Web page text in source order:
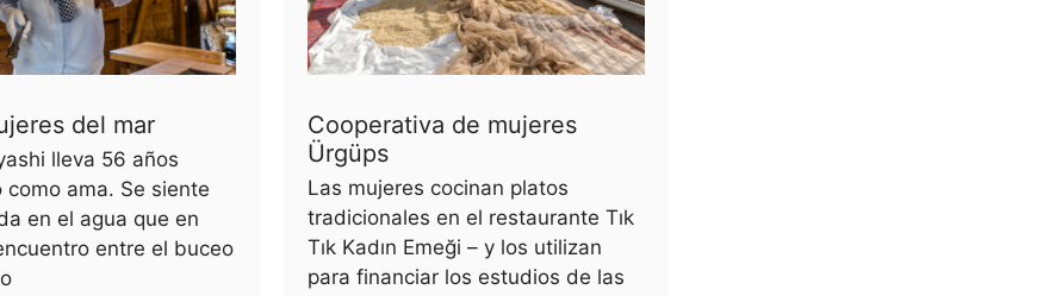
del mar
lleva 56 años
ama. Se siente
en el agua que en
entre el buceo
Cooperativa de mujeres
Ürgüps
Las mujeres cocinan platos
tradicionales en el restaurante Tık
Tık Kadın Emeği – y los utilizan
para financiar los estudios de las